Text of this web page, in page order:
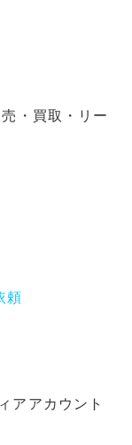
・買取・リー
頼
アアカウント